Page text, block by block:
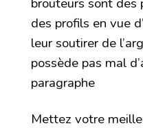
des profils en vue
leur soutirer de
possède pas mal
paragraphe
Mettez votre